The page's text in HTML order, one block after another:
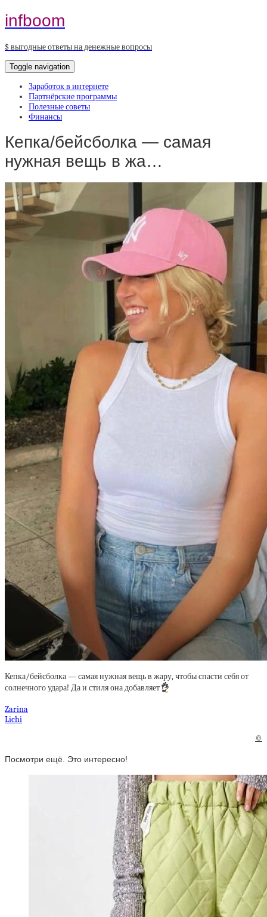
infboom
$ выгодные ответы на денежные вопросы
Toggle navigation
Заработок в интернете
Партнёрские программы
Полезные советы
Финансы
Кепка/бейсболка — самая
нужная вещь в жа…
Кепка/бейсболка — самая нужная вещь в жару, чтобы спасти себя от
солнечного удара! Да и стиля она добавляет👌
Zarina
Lichi
©
Посмотри ещё. Это интересно!